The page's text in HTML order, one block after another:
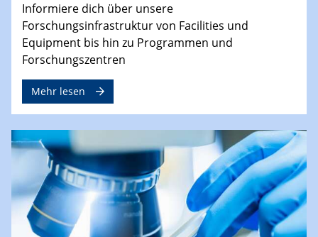
Informiere dich über unsere
Forschungsinfrastruktur von Facilities und
Equipment bis hin zu Programmen und
Forschungszentren
Mehr lesen